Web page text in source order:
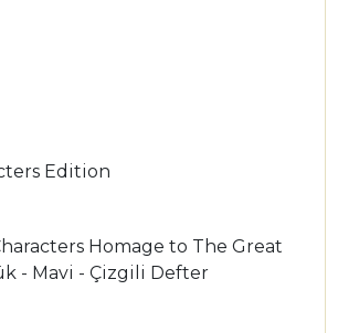
Edition
Homage to The Great
- Mavi - Çizgili Defter